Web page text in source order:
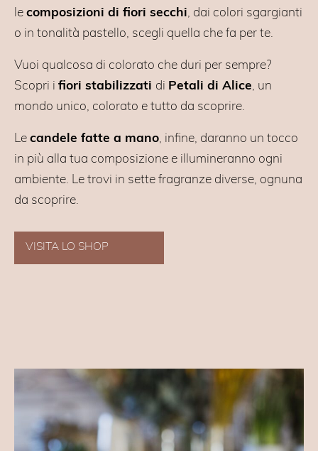
le composizioni di fiori secchi, dai colori sgargianti
o in tonalità pastello, scegli quella che fa per te.
Vuoi qualcosa di colorato che duri per sempre?
Scopri i fiori stabilizzati di Petali di Alice, un
mondo unico, colorato e tutto da scoprire.
Le candele fatte a mano, infine, daranno un tocco
in più alla tua composizione e illumineranno ogni
ambiente. Le trovi in sette fragranze diverse, ognuna
da scoprire.
VISITA LO SHOP